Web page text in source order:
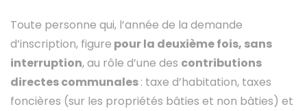
Toute personne qui, l’année de la demande
d’inscription, figure pour la deuxième fois, sans
interruption, au rôle d’une des contributions
directes communales: taxe d’habitation, taxes
foncières (sur les propriétés bâties et non bâties) et